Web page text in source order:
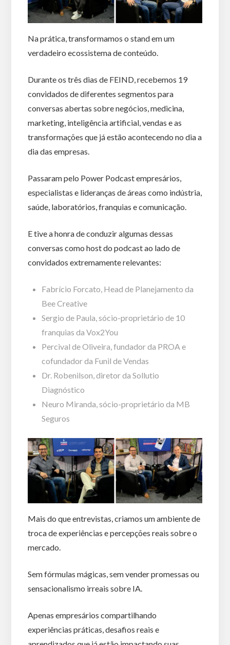
Na prática, transformamos o stand em um
verdadeiro ecossistema de conteúdo.
Durante os três dias de FEIND, recebemos 19
convidados de diferentes segmentos para
conversas abertas sobre negócios, medicina,
marketing, inteligência artificial, vendas e as
transformações que já estão acontecendo no dia a
dia das empresas.
Passaram pelo Power Podcast empresários,
especialistas e lideranças de áreas como indústria,
saúde, laboratórios, franquias e comunicação.
E tive a honra de conduzir algumas dessas
conversas como host do podcast ao lado de
convidados extremamente relevantes:
Fabrício Forcato, Head de Planejamento da
Bee Creative
Sergio de Paula, sócio-proprietário de 10
franquias da Vox2You
Percival de Oliveira, fundador da PROA e
cofundador da Funil de Vendas
Dr. Robenilson, diretor da Sollutio
Diagnóstico
Neuro Miranda, sócio-proprietário da MB
Seguros
Mais do que entrevistas, criamos um ambiente de
troca de experiências e percepções reais sobre o
mercado.
Sem fórmulas mágicas, sem vender promessas ou
sensacionalismo irreais sobre IA.
Apenas empresários compartilhando
experiências práticas, desafios reais e